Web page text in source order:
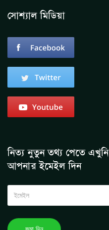
সোশ্যাল মিডিয়া
নিত্য নুতুন তথ্য পেতে এখুনি
আপনার ইমেইল দিন